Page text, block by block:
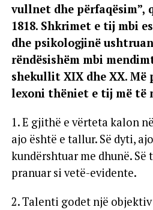
vullnet dhe përfaqësim”,
1818. Shkrimet e tij mbi
dhe psikologjinë
rëndësishëm mbi
shekullit XIX dhe XX. Më
lexoni thëniet e tij më të
1. E gjithë e vërteta kalon
ajo është e tallur. Së dyti,
kundërshtuar me dhunë. Së
pranuar si vetë-evidente.
2. Talenti godet një